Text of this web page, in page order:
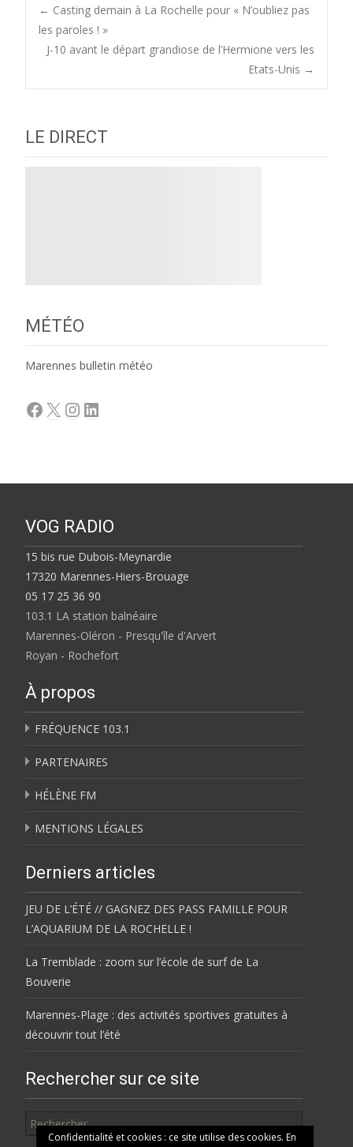
Post
navigation
← Casting demain à La Rochelle pour « N’oubliez pas
les paroles ! »
J-10 avant le départ grandiose de l’Hermione vers les
Etats-Unis →
LE DIRECT
MÉTÉO
Marennes bulletin météo
Facebook
X Instagram
LinkedIn
VOG RADIO
15 bis rue Dubois-Meynardie
17320 Marennes-Hiers-Brouage
05 17 25 36 90
103.1 LA station balnéaire
Marennes-Oléron - Presqu'île d'Arvert
Royan - Rochefort
À propos
FRÉQUENCE 103.1
PARTENAIRES
HÉLÈNE FM
MENTIONS LÉGALES
Derniers articles
JEU DE L’ÉTÉ // GAGNEZ DES PASS FAMILLE POUR
L’AQUARIUM DE LA ROCHELLE !
La Tremblade : zoom sur l’école de surf de La
Bouverie
Marennes-Plage : des activités sportives gratuites à
découvrir tout l’été
Rechercher sur ce site
Confidentialité et cookies : ce site utilise des cookies. En